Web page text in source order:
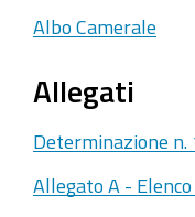
Albo Camerale
Allegati
Determinazione
Allegato A -